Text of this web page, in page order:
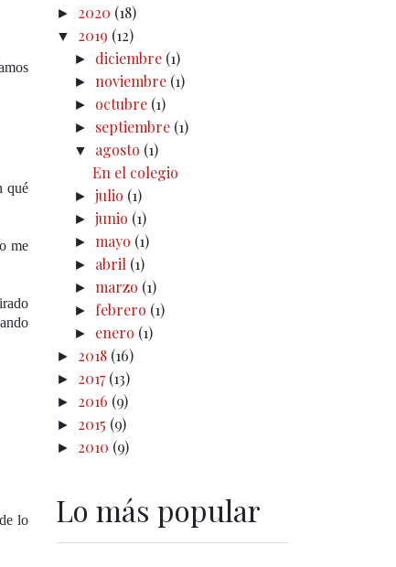
qué
me
lo
► 2020 (18)
▼ 2019 (12)
► diciembre (1)
►noviembre (1)
► octubre (1)
► septiembre (1)
▼ agosto (1)
En el colegio
►julio (1)
►junio (1)
►mayo (1)
► abril (1)
►marzo (1)
► febrero (1)
► enero (1)
► 2018 (16)
► 2017(13)
► 2016 (9)
► 2015 (9)
► 2010 (9)
Lo más popular